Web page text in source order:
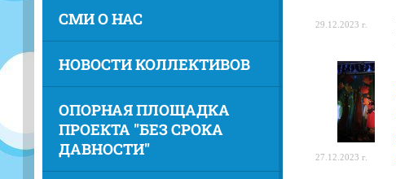
СМИ О НАС
НОВОСТИ КОЛЛЕКТИВОВ
ОПОРНАЯ ПЛОЩАДКА
ПРОЕКТА "БЕЗ СРОКА
ДАВНОСТИ"
29.12.2023 г.
27.12.2023 г.